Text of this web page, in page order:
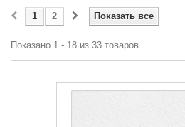
Показать все
1 2
Показано 1 - 18 из 33 товаров